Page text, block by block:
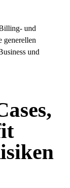
und
generellen
und